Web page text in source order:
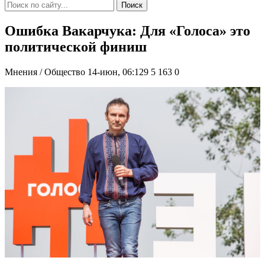
Поиск
Ошибка Вакарчука: Для «Голоса» это
политической финиш
Мнения / Общество 14-июн, 06:129 5 163 0